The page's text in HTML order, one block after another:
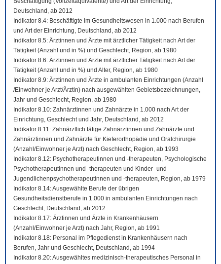
Deutschland, ab 2012
Indikator 8.4: Beschäftigte im Gesundheitswesen in 1.000 nach Berufen
und Art der Einrichtung, Deutschland, ab 2012
Indikator 8.5: Ärztinnen und Ärzte mit ärztlicher Tätigkeit nach Art der
Tätigkeit (Anzahl und in %) und Geschlecht, Region, ab 1980
Indikator 8.6: Ärztinnen und Ärzte mit ärztlicher Tätigkeit nach Art der
Tätigkeit (Anzahl und in %) und Alter, Region, ab 1980
Indikator 8.9: Ärztinnen und Ärzte in ambulanten Einrichtungen (Anzahl
/Einwohner je Arzt/Ärztin) nach ausgewählten Gebietsbezeichnungen,
Jahr und Geschlecht, Region, ab 1980
Indikator 8.10: Zahnärztinnen und Zahnärzte in 1.000 nach Art der
Einrichtung, Geschlecht und Jahr, Deutschland, ab 2012
Indikator 8.11: Zahnärztlich tätige Zahnärztinnen und Zahnärzte und
Zahnärztinnen und Zahnärzte für Kieferorthopädie und Oralchirurgie
(Anzahl/Einwohner je Arzt) nach Geschlecht, Region, ab 1993
Indikator 8.12: Psychotherapeutinnen und -therapeuten, Psychologische
Psychotherapeutinnen und -therapeuten und Kinder- und
Jugendlichenpsychotherapeutinnen und -therapeuten, Region, ab 1979
Indikator 8.14: Ausgewählte Berufe der übrigen
Gesundheitsdienstberufe in 1.000 in ambulanten Einrichtungen nach
Geschlecht, Deutschland, ab 2012
Indikator 8.17: Ärztinnen und Ärzte in Krankenhäusern
(Anzahl/Einwohner je Arzt) nach Jahr, Region, ab 1991
Indikator 8.18: Personal im Pflegedienst in Krankenhäusern nach
Berufen, Jahr und Geschlecht, Deutschland, ab 1994
Indikator 8.20: Ausgewähltes medizinisch-therapeutisches Personal in